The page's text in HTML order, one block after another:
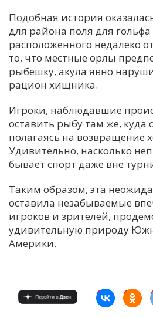
Подобная история
для района поля для гольфа
расположенного недалеко
то, что местные орлы
рыбешку, акула явно
рацион хищника.
Игроки, наблюдавшие
оставить рыбу там же, куда
полагаясь на возвращение
Удивительно, насколько
бывает спорт даже вне
Таким образом, эта
оставила незабываемые
игроков и зрителей,
удивительную природу
Америки.